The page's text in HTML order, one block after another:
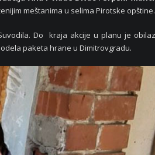
meštanima u selima Pirotske opštine.
Do kraja akcije u planu je
paketa hrane u Dimitrovgradu.